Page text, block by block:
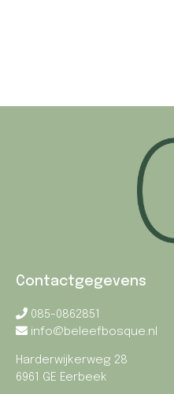
Contactgegevens
085-0862851
info@beleefbosque.nl
Harderwijkerweg 28
6961 GE Eerbeek